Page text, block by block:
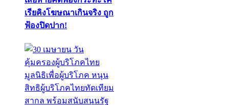
เรียคิงโฆษณาเกินจริง ถูก
ฟ้องปิดปาก!